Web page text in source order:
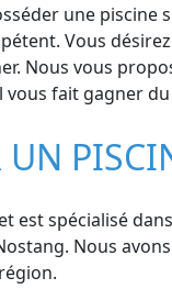
une
Vous
Nous vous
vous fait gagner
est spécialisé
Nous